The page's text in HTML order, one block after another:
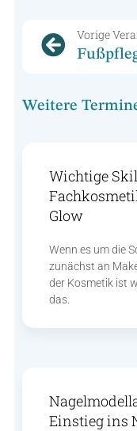
Weitere
Wichtige
Glow
Wenn es um die
zunächst an
der Kosmetik ist
das.
Einstieg ins